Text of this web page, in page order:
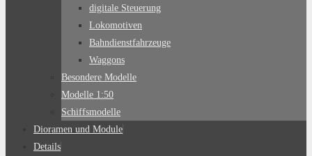
digitale Steuerung
Lokomotiven
Bahndienstfahrzeuge
Waggons
Besondere Modelle
Modelle 1:50
Schiffsmodelle
Dioramen und Module
Details